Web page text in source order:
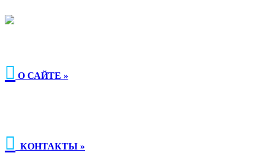
 О САЙТЕ »
 КОНТАКТЫ »